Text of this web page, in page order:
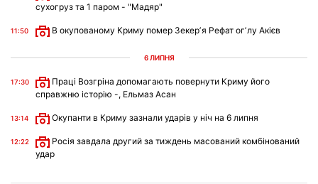
сухогруз та 1 паром - "Мадяр"
11:50 В окупованому Криму помер Зекерʼя Рефат огʼлу Акієв
6 ЛИПНЯ
17:30
Праці Возгріна допомагають повернути Криму його
справжню історію -, Ельмаз Асан
13:14 Окупанти в Криму зазнали ударів у ніч на 6 липня
12:22
Росія завдала другий за тиждень масований комбінований
удар